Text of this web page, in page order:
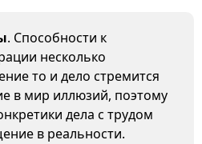
. Способности к
несколько
то и дело стремится
в мир иллюзий, поэтому
дела с трудом
в реальности.